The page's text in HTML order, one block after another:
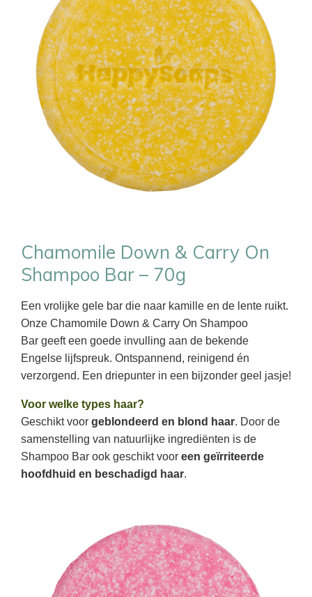
Chamomile Down & Carry On
Shampoo Bar – 70g
Een vrolijke gele bar die naar kamille en de lente ruikt.
Onze Chamomile Down & Carry On Shampoo
Bar geeft een goede invulling aan de bekende
Engelse lijfspreuk. Ontspannend, reinigend én
verzorgend. Een driepunter in een bijzonder geel jasje!
Voor welke types haar?
Geschikt voor geblondeerd en blond haar. Door de
samenstelling van natuurlijke ingrediënten is de
Shampoo Bar ook geschikt voor een geïrriteerde
hoofdhuid en beschadigd haar.